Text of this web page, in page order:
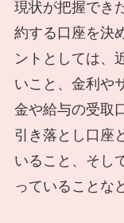
現状が把握でき
約する口座を決
ントとしては、
いこと、金利や
金や給与の受取
引き落とし口座
いること、そし
っていることな